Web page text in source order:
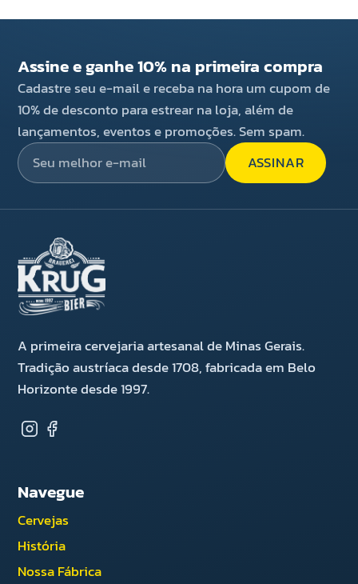
Assine e ganhe 10% na primeira compra
Cadastre seu e-mail e receba na hora um cupom de
10% de desconto para estrear na loja, além de
lançamentos, eventos e promoções. Sem spam.
ASSINAR
A primeira cervejaria artesanal de Minas Gerais.
Tradição austríaca desde 1708, fabricada em Belo
Horizonte desde 1997.
Navegue
Cervejas
História
Nossa Fábrica